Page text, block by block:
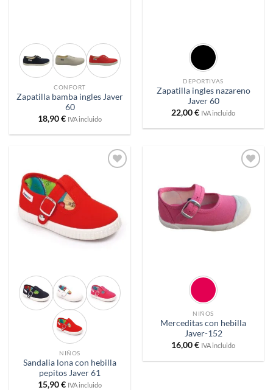
CONFORT
Zapatilla bamba ingles Javer
60
18,90€ IVA incluido
DEPORTIVAS
Zapatilla ingles nazareno
Javer 60
22,00€ IVA incluido
NIÑOS
Sandalia lona con hebilla
pepitos Javer 61
15,90€ IVA incluido
deseos
NIÑOS
Merceditas con hebilla
Javer-152
16,00€ IVA incluido